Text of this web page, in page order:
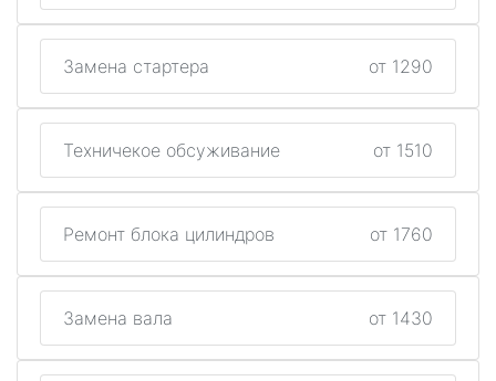
Замена стартера от 1290
Техничекое обсуживание от 1510
Ремонт блока цилиндров от 1760
Замена вала от 1430